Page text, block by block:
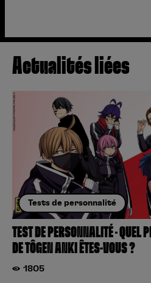
Actualités liées
Tests de personnalité
TEST DE PERSONNALITÉ – QUEL
DE TÔGEN ANKI ÊTES-VOUS ?
1805